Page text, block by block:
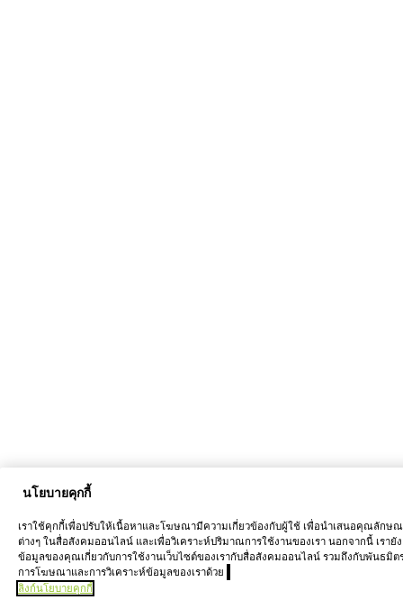
นโยบายคุกกี้
เราใช้คุกกี้เพื่อปรับให้เนื้อหาและโฆษณามีความเกี่ยวข้องกับผู้ใช้ เพื่อนำเสนอคุณลักษ
ต่างๆ ในสื่อสังคมออนไลน์ และเพื่อวิเคราะห์ปริมาณการใช้งานของเรา นอกจากนี้ เรายั
ข้อมูลของคุณเกี่ยวกับการใช้งานเว็บไซต์ของเรากับสื่อสังคมออนไลน์ รวมถึงกับพันธมิต
การโฆษณาและการวิเคราะห์ข้อมูลของเราด้วย
ลิงก์นโยบายคุกกี้